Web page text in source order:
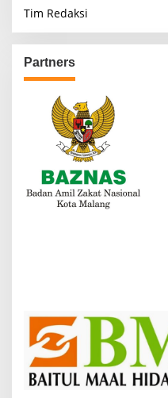
Tim Redaksi
Partners